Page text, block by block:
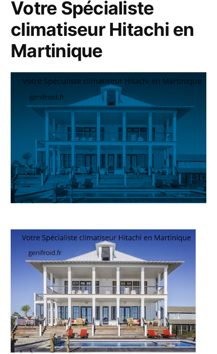
Votre Spécialiste
climatiseur Hitachi en
Martinique